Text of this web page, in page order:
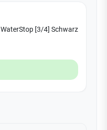
WaterStop [3/4] Schwarz